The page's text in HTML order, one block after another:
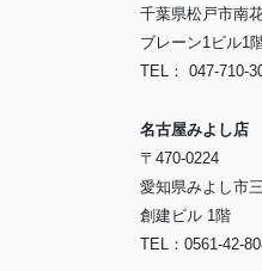
千葉県松戸市南
ブレーン1ビル1
TEL： 047-710-
名古屋みよし店
〒470-0224
愛知県みよし市
創建ビル 1階
TEL：0561-42-